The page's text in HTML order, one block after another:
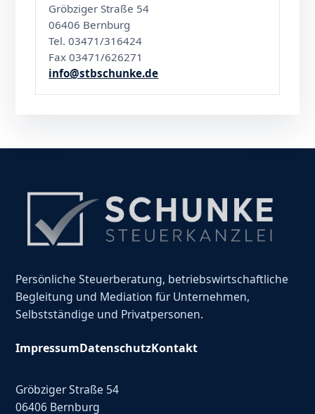
Gröbziger Straße 54
06406 Bernburg
Tel. 03471/316424
Fax 03471/626271
info@stbschunke.de
Persönliche Steuerberatung, betriebswirtschaftliche
Begleitung und Mediation für Unternehmen,
Selbstständige und Privatpersonen.
ImpressumDatenschutzKontakt
Gröbziger Straße 54
06406 Bernburg